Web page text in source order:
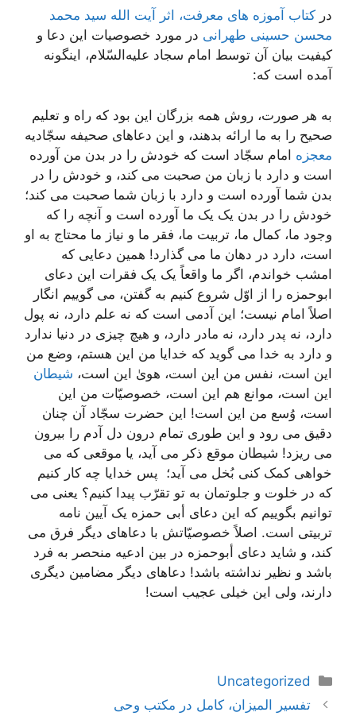
در کتاب آموزه های معرفت، اثر آیت الله سید محمد
محسن حسینی طهرانی در مورد خصوصیات این دعا و
کیفیت بیان آن توسط امام سجاد علیه‌السّلام، اینگونه
آمده است که:
به هر صورت، روش همه بزرگان این بود که راه و تعلیم
صحیح را به ما ارائه بدهند، و این دعاهای صحیفه سجّادیه
معجزه امام سجّاد است که خودش را در بدن من آورده
است و دارد با زبان من صحبت می کند، و خودش را در
بدن شما آورده است و دارد با زبان شما صحبت می کند؛
خودش را در بدن یک یک ما آورده است و آنچه را که
وجود ما، کمال ما، تربیت ما، فقر ما و نیاز ما محتاج به او
است، دارد در دهان ما می گذارد! همین دعایی که
امشب خواندم، اگر ما واقعاً یک یک فقرات این دعای
ابوحمزه را از اوّل شروع کنیم به گفتن، می گوییم انگار
اصلاً امام نیست؛ این آدمی است که نه علم دارد، نه پول
دارد، نه پدر دارد، نه مادر دارد، و هیچ چیزی در دنیا ندارد
و دارد به خدا می گوید که خدایا من این هستم، وضع من
این است، نفس من این است، هویٰ این است، شیطان
این است، موانع هم این است، خصوصیّات من این
است، وُسع من این است! این حضرت سجّاد آن چنان
دقیق می رود و این طوری تمام درون دل آدم را بیرون
می ریزد! شیطان موقع ذکر می آید، یا موقعی که می
خواهی کمک کنی بُخل می آید؛ پس خدایا چه کار کنیم
که در خلوت و جلوتمان به تو تقرّب پیدا کنیم؟ یعنی می
توانیم بگوییم که این دعای أبی حمزه یک آیین نامه
تربیتی است. اصلاً خصوصیّاتش با دعاهای دیگر فرق می
کند، و شاید دعای أبوحمزه در بین ادعیه منحصر به فرد
باشد و نظیر نداشته باشد! دعاهای دیگر مضامین دیگری
دارند، ولی این خیلی عجیب است!
دسته‌ها
Uncategorized
ناوبریتفسیر المیزان، کامل در مکتب وحی